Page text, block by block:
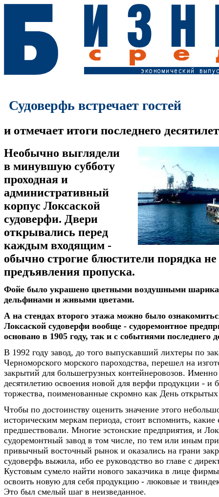
Судоверфь встречает гостей
и отмечает итоги последнего
Необычно выглядели
в минувшую субботу
проходная и
административный
корпус Локсаской
судоверфи. Двери
открывались перед
каждым входящим -
обычно строгие блюстители порядка не
предъявления пропуска.
Фойе было украшено цветными воздушными
дельфинами и живыми цветами.
А на стендах второго этажа можно было
Локсаской судоверфи вообще - судоремонтное
основано в 1905 году, так и с событиями последнего
В 1992 году завод, до того выпускавший лихтеры по
Черноморского морского пароходства, перешел на
закрытий для большегрузных контейнеровозов.
десятилетию освоения новой для верфи продукции - и
торжества, поименованные скромно как День
Чтобы по достоинству оценить значение этого
историческим меркам периода, стоит вспомнить, какие
предшествовали. Многие эстонские предприятия, и
судоремонтный завод в том числе, по тем или иным
привычный восточный рынок и оказались на грани
судоверфь выжила, ибо ее руководство во главе с
Кустовым сумело найти нового заказчика в лице
освоить новую для себя продукцию - люковые и
Это был смелый шаг в неизведанное.